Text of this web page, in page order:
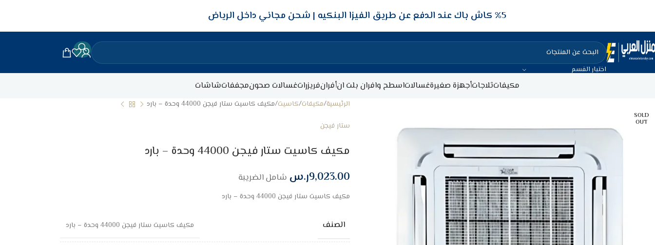
5‎% كاش باك عند الدفع عن طريق الفيزا البنكيه شحن مجاني داخل الرياض
اختيار القسم
مكيفاتثلاجاتأجهزة صغيرةغسالاتاسطح وافران بلت انأفرانفريزراتغسالات صحونمجففاتشاشات
SOLD
OUT
الرئيسية مكيفات كاسيت مكيف كاسيت ستار فيجن 44000 وحدة – بارد
ستار فيجن
مكيف كاسيت ستار فيجن 44000 وحدة – بارد
9,023.00ر.س شامل الضريبة
مكيف كاسيت ستار فيجن 44000 وحدة – بارد
الصنف مكيف كاسيت ستار فيجن 44000 وحدة – بارد